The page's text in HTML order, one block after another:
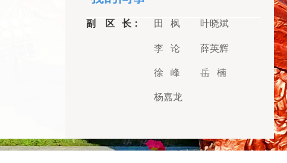
副 区 长： 田 枫 叶晓斌
李 论 薛英辉
徐 峰 岳 楠
杨嘉龙